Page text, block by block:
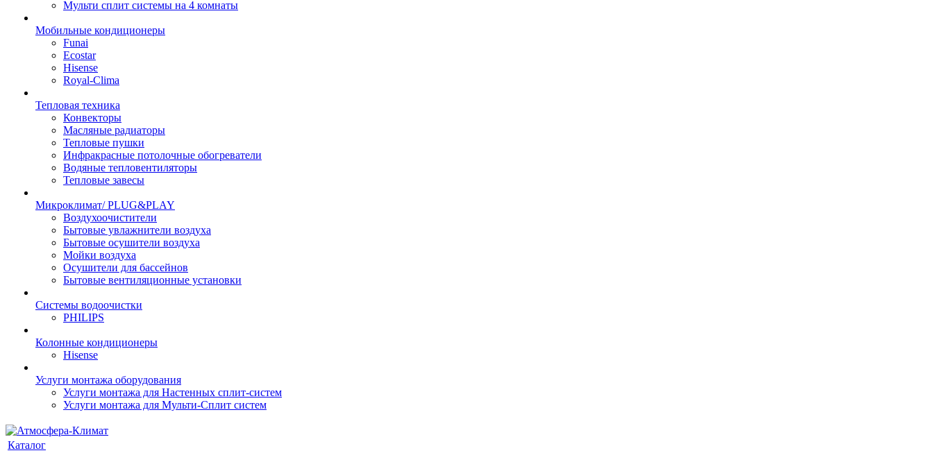
Мульти сплит системы на 4 комнаты
Мобильные кондиционеры
Funai
Ecostar
Hisense
Royal-Clima
Тепловая техника
Конвекторы
Масляные радиаторы
Тепловые пушки
Инфракрасные потолочные обогреватели
Водяные тепловентиляторы
Тепловые завесы
Микроклимат/ PLUG&PLAY
Воздухоочистители
Бытовые увлажнители воздуха
Бытовые осушители воздуха
Мойки воздуха
Осушители для бассейнов
Бытовые вентиляционные установки
Системы водоочистки
PHILIPS
Колонные кондиционеры
Hisense
Услуги монтажа оборудования
Услуги монтажа для Настенных сплит-систем
Услуги монтажа для Мульти-Сплит систем
Каталог